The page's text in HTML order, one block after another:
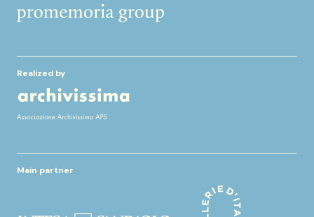
Realized by
Main partner